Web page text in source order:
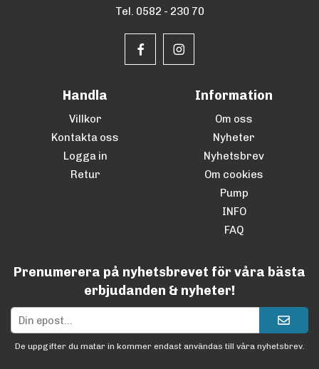
Tel. 0582 - 230 70
Handla
Villkor
Kontakta oss
Logga in
Retur
Information
Om oss
Nyheter
Nyhetsbrev
Om cookies
Pump
INFO
FAQ
Prenumerera på nyhetsbrevet för våra bästa
erbjudanden & nyheter!
De uppgifter du matar in kommer endast användas till våra nyhetsbrev.